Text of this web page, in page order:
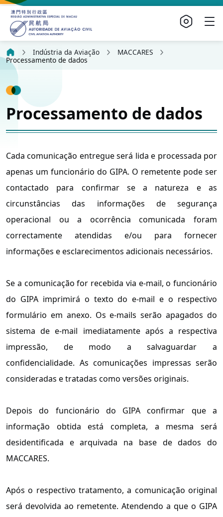
Indústria da Aviação
MACCARES
Processamento de dados
Processamento de dados
Cada comunicação entregue será lida e processada por
apenas um funcionário do GIPA. O remetente pode ser
contactado para confirmar se a natureza e as
circunstâncias das informações de segurança
operacional ou a ocorrência comunicada foram
correctamente atendidas e/ou para fornecer
informações e esclarecimentos adicionais necessários.
Se a comunicação for recebida via e-mail, o funcionário
do GIPA imprimirá o texto do e-mail e o respectivo
formulário em anexo. Os e-mails serão apagados do
sistema de e-mail imediatamente após a respectiva
impressão, de modo a salvaguardar a
confidencialidade. As comunicações impressas serão
consideradas e tratadas como versões originais.
Depois do funcionário do GIPA confirmar que a
informação obtida está completa, a mesma será
desidentificada e arquivada na base de dados do
MACCARES.
Após o respectivo tratamento, a comunicação original
será devolvida ao remetente. Atendendo a que o GIPA